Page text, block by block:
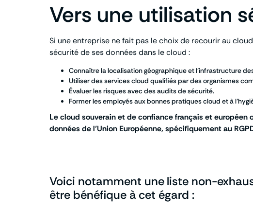
Vers une utilisation
Si une entreprise ne fait pas le choix de recourir au
sécurité de ses données dans le cloud :
Connaître la localisation géographique et l’infrastructure
Utiliser des services cloud qualifiés par des organismes
Évaluer les risques avec des audits de sécurité.
Former les employés aux bonnes pratiques cloud et à
Le cloud souverain et de confiance français et
données de l’Union Européenne, spécifiquement au
Voici notamment une liste non-
être bénéfique à cet égard :